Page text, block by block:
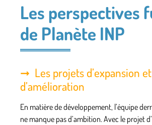
Les perspectives
de Planète INP
Les projets d’expansion et
d’amélioration
En matière de développement, l’équipe
ne manque pas d’ambition. Avec le projet